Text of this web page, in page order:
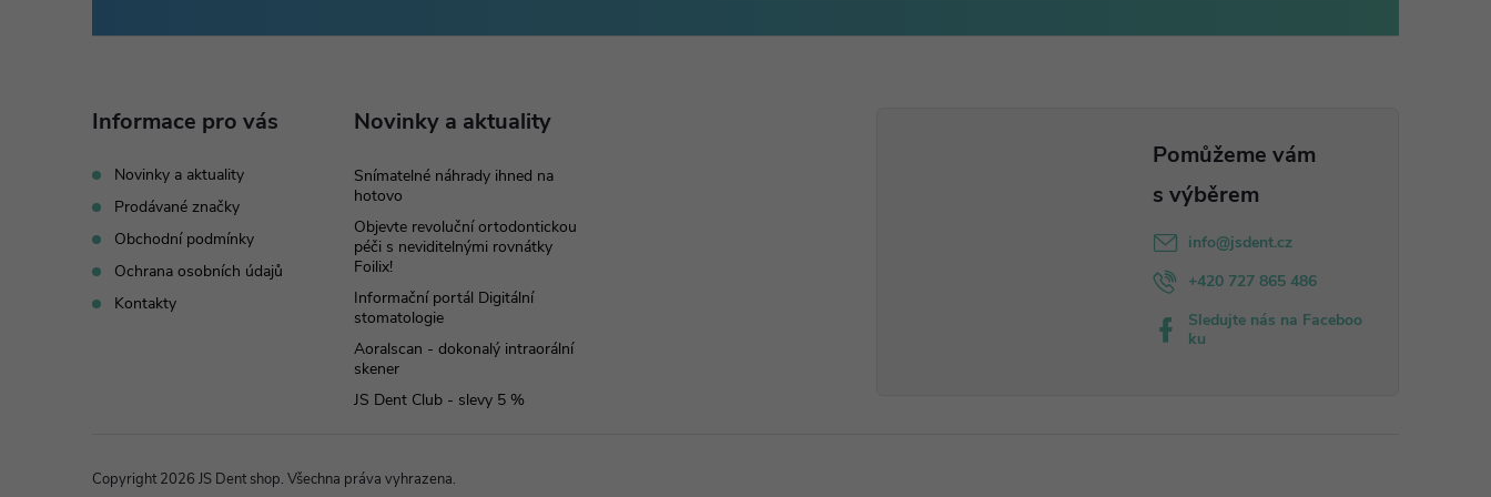
Informace pro vás
Novinky a aktuality
Prodávané značky
Obchodní podmínky
Ochrana osobních údajů
Kontakty
Novinky a aktuality
Snímatelné náhrady ihned na
hotovo
Objevte revoluční ortodontickou
péči s neviditelnými rovnátky
Foilix!
Informační portál Digitální
stomatologie
Aoralscan - dokonalý intraorální
skener
JS Dent Club - slevy 5 %
info@jsdent.cz
+420 727 865 486
Sledujte nás na Faceboo
ku
Copyright 2026 JS Dent shop. Všechna práva vyhrazena.